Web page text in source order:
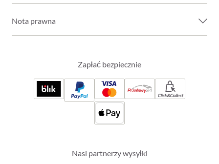
Nota prawna
Zapłać bezpiecznie
Click&Collect
Nasi partnerzy wysyłki